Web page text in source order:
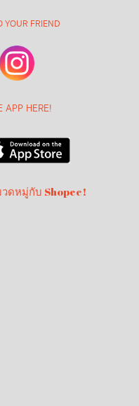
YOUR FRIEND
APP HERE!
ดหมู่กับ Shopee!